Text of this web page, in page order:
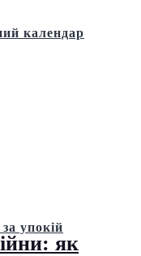
календар
упокій
як